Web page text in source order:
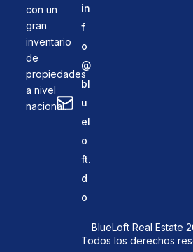
con un
gran
inventario
de
propiedades
a nivel
nacional.
in
f
o
@
bl
u
el
o
ft.
d
o
BlueLoft Real Estate
Todos los derechos